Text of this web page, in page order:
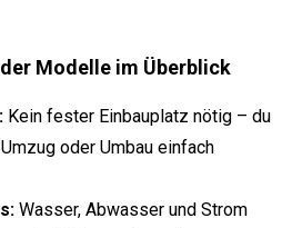
Modelle im Überblick
Kein fester Einbauplatz nötig – du
oder Umbau einfach
Wasser, Abwasser und Strom